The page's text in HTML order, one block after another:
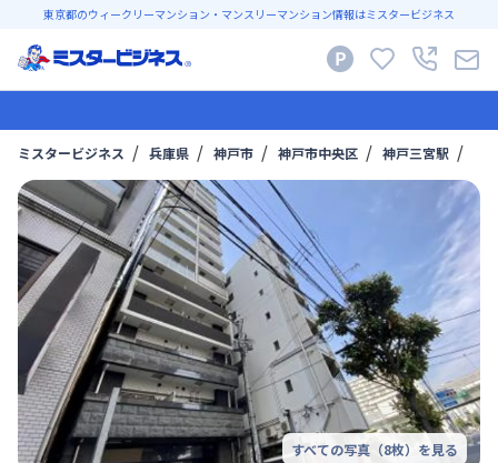
東京都のウィークリーマンション・マンスリーマンション情報はミスタービジネス
ミスタービジネス 兵庫県 神戸市 神戸市中央区 神戸三宮駅
すべての写真（8枚）を見る